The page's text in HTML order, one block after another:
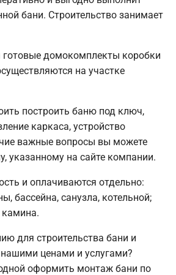
бани. Строительство занимает
домокомплекты коробки
на участке
построить баню под ключ,
каркаса, устройство
важные вопросы вы можете
указанному на сайте компании.
и оплачиваются отдельно:
бассейна, санузла, котельной;
камина.
для строительства бани и
нашими ценами и услугами?
оформить монтаж бани по